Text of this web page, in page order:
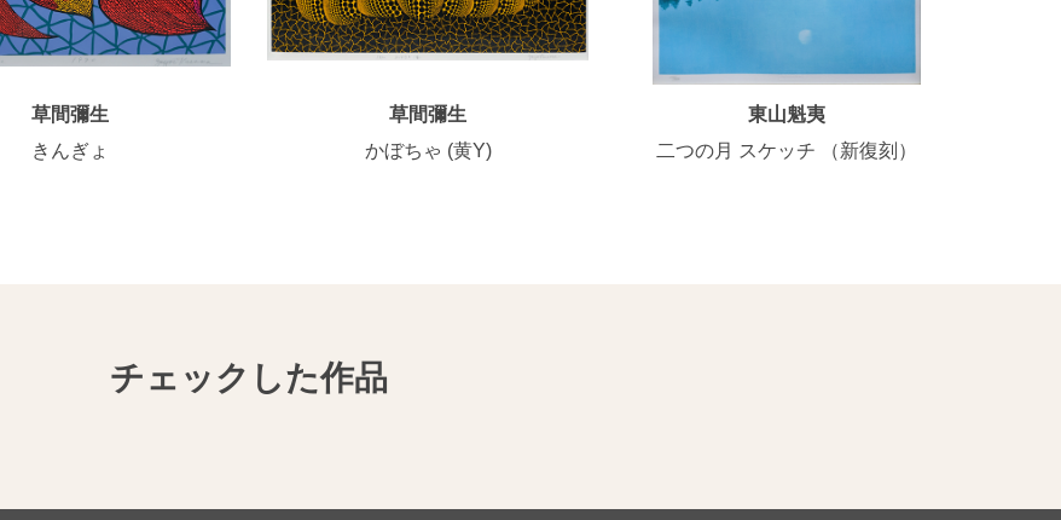
草間彌生
きんぎょ
草間彌生
かぼちゃ (黄Y)
東山魁夷
二つの月 スケッチ （新復刻）
チェックした作品